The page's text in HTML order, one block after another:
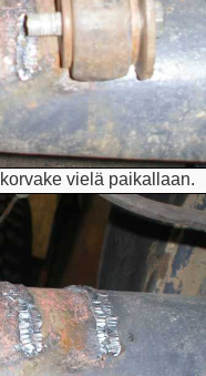
vielä paikallaan.